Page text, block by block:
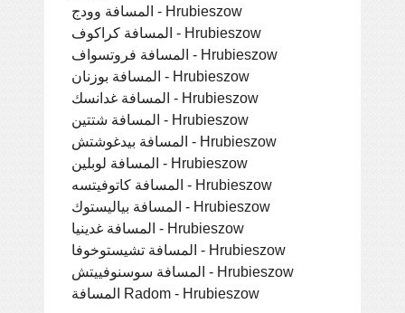
المسافة وودج - Hrubieszow
المسافة كراكوف - Hrubieszow
المسافة فروتسواف - Hrubieszow
المسافة بوزنان - Hrubieszow
المسافة غدانسك - Hrubieszow
المسافة شتتين - Hrubieszow
المسافة بيدغوشتش - Hrubieszow
المسافة لوبلين - Hrubieszow
المسافة كاتوفيتسه - Hrubieszow
المسافة بياليستوك - Hrubieszow
المسافة غدينيا - Hrubieszow
المسافة تشيستوخوفا - Hrubieszow
المسافة سوسنوفييتش - Hrubieszow
المسافة Radom - Hrubieszow